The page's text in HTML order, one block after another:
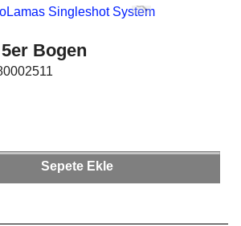
Bogen
Sepete Ekle